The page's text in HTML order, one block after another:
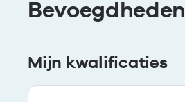
Bevoegdheden
Mijn kwalificaties